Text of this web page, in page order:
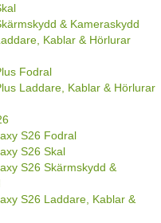
& Kameraskydd
Kablar & Hörlurar
Fodral
Laddare, Kablar & Hörlurar
S26 Fodral
S26 Skal
S26 Skärmskydd &
S26 Laddare, Kablar &